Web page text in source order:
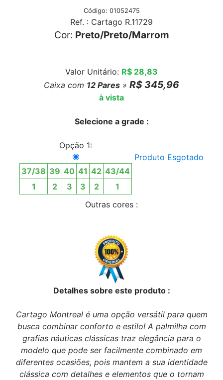
Código: 01052475
Ref. : Cartago R.11729
Cor: Preto/Preto/Marrom
Valor Unitário: R$ 28,83
Caixa com 12 Pares » R$ 345,96
à vista
Selecione a grade :
Opção 1:
37/38 39 40 41 42 43/44
1
2 3 3 2 1
Produto Esgotado
Outras cores :
Detalhes sobre este produto :
Cartago Montreal é uma opção versátil para quem
busca combinar conforto e estilo! A palmilha com
grafias náuticas clássicas traz elegância para o
modelo que pode ser facilmente combinado em
diferentes ocasiões, pois mantem a sua identidade
clássica com detalhes e elementos que o tornam